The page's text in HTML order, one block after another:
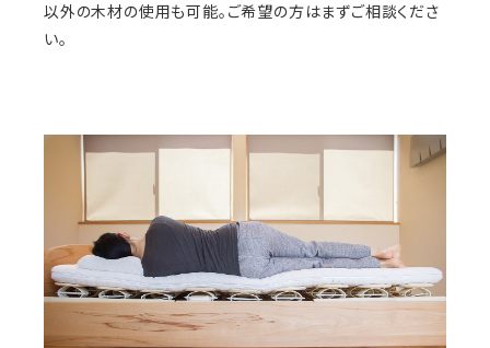
以外の木材の使用も可能。ご希望の方はまずご相談くださ
い。